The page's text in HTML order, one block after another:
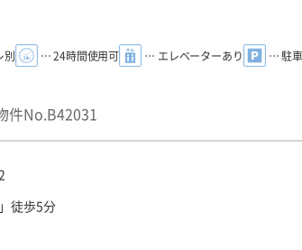
別 … 24時間使用可 … エレベーターあり … 駐
件No.B42031
」徒歩5分